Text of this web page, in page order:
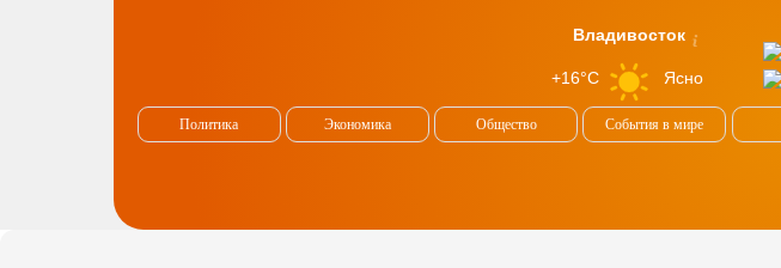
Владивосток
+16°C Ясно
Политика Экономика Общество События в мире